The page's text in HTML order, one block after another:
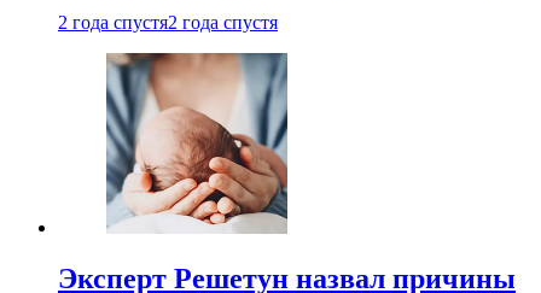
2 года спустя2 года спустя
Эксперт Решетун назвал причины